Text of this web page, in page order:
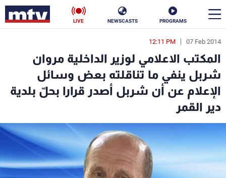
PROGRAMS
NEWSCASTS
LIVE
07 Feb 2014
12:11 PM
المكتب الاعلامي لوزير الداخلية مروان
شربل ينفي ما تناقلته بعض وسائل
الإعلام عن أن شربل أصدر قرارا بحلّ بلدية
دير القمر
en
الأخبار
سياسة ناس
إقتصاد
منوعات رياضة
كأس العالم